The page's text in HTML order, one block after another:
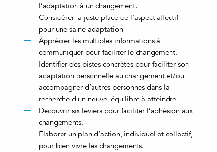
l’adaptation à un changement.
Considérer la juste place de l’aspect affectif
pour une saine adaptation.
Apprécier les multiples informations à
communiquer pour faciliter le changement.
Identifier des pistes concrètes pour faciliter son
adaptation personnelle au changement et/ou
accompagner d’autres personnes dans la
recherche d’un nouvel équilibre à atteindre.
Découvrir six leviers pour faciliter l’adhésion aux
changements.
Élaborer un plan d’action, individuel et collectif,
pour bien vivre les changements.